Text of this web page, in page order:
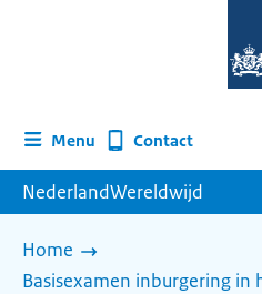
Menu Contact
NederlandWereldwijd
Home
Basisexamen inburgering in